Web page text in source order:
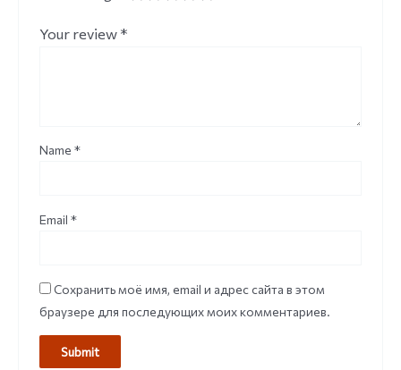
Your review *
Name *
Email *
Сохранить моё имя, email и адрес сайта в этом
браузере для последующих моих комментариев.